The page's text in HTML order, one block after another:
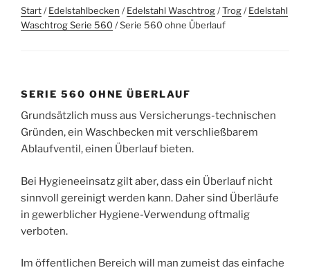
Start/Edelstahlbecken /Edelstahl Waschtrog/Trog/Edelstahl
Waschtrog Serie 560 / Serie 560 ohne Überlauf
SERIE 560 OHNE ÜBERLAUF
Grundsätzlich muss aus Versicherungs-technischen
Gründen, ein Waschbecken mit verschließbarem
Ablaufventil, einen Überlauf bieten.
Bei Hygieneeinsatz gilt aber, dass ein Überlauf nicht
sinnvoll gereinigt werden kann. Daher sind Überläufe
in gewerblicher Hygiene-Verwendung oftmalig
verboten.
Im öffentlichen Bereich will man zumeist das einfache